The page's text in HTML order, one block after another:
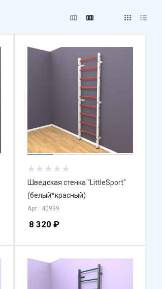
Шведская стенка "LittleSport"
(белый*красный)
Арт.: 40999
8 320 ₽